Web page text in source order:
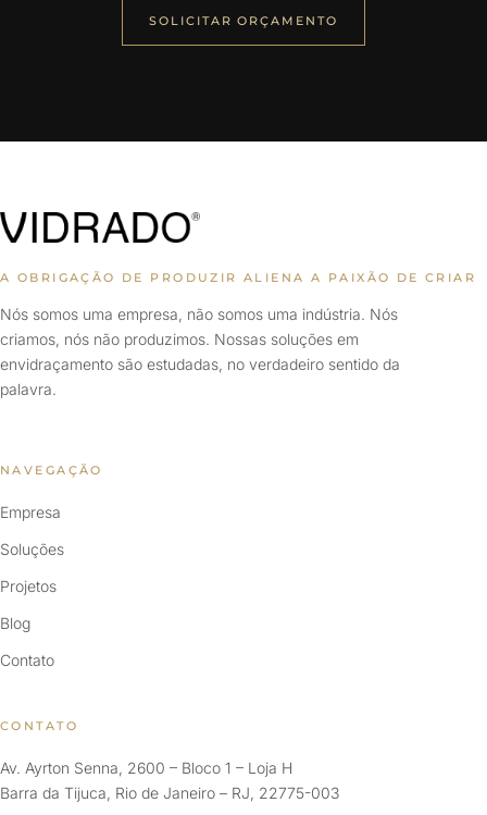
SOLICITAR ORÇAMENTO
A OBRIGAÇÃO DE PRODUZIR ALIENA A PAIXÃO DE CRIAR
Nós somos uma empresa, não somos uma indústria. Nós
criamos, nós não produzimos. Nossas soluções em
envidraçamento são estudadas, no verdadeiro sentido da
palavra.
NAVEGAÇÃO
Empresa
Soluções
Projetos
Blog
Contato
CONTATO
Av. Ayrton Senna, 2600 – Bloco 1 – Loja H
Barra da Tijuca, Rio de Janeiro – RJ, 22775-003